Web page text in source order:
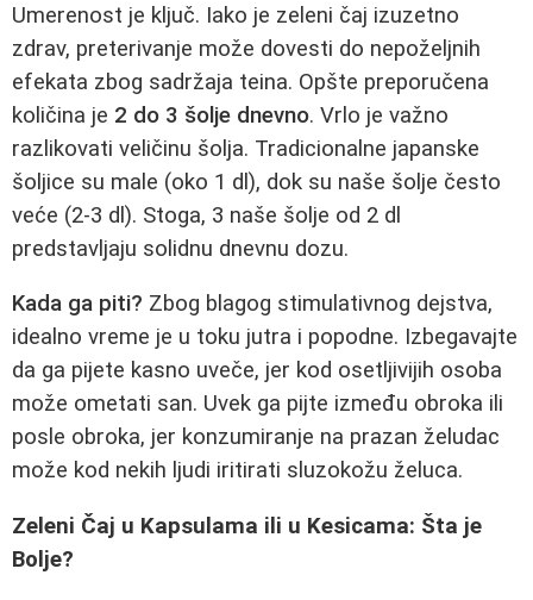
Umerenost je ključ. Iako je zeleni čaj izuzetno
zdrav, preterivanje može dovesti do nepoželjnih
efekata zbog sadržaja teina. Opšte preporučena
količina je 2 do 3 šolje dnevno. Vrlo je važno
razlikovati veličinu šolja. Tradicionalne japanske
šoljice su male (oko 1 dl), dok su naše šolje često
veće (2-3 dl). Stoga, 3 naše šolje od 2 dl
predstavljaju solidnu dnevnu dozu.
Kada ga piti? Zbog blagog stimulativnog dejstva,
idealno vreme je u toku jutra i popodne. Izbegavajte
da ga pijete kasno uveče, jer kod osetljivijih osoba
može ometati san. Uvek ga pijte između obroka ili
posle obroka, jer konzumiranje na prazan želudac
može kod nekih ljudi iritirati sluzokožu želuca.
Zeleni Čaj u Kapsulama ili u Kesicama: Šta je
Bolje?